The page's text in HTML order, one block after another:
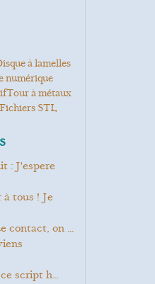
Disque à lamelles
numérique
Tour à métaux
Fichiers STL
contact, on ...
script h...